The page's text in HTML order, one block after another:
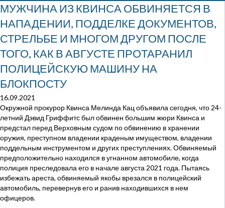
МУЖЧИНА ИЗ КВИНСА ОБВИНЯЕТСЯ В
НАПАДЕНИИ, ПОДДЕЛКЕ ДОКУМЕНТОВ,
СТРЕЛЬБЕ И МНОГОМ ДРУГОМ ПОСЛЕ
ТОГО, КАК В АВГУСТЕ ПРОТАРАНИЛ
ПОЛИЦЕЙСКУЮ МАШИНУ НА
БЛОКПОСТУ
16.09.2021
Окружной прокурор Квинса Мелинда Кац объявила сегодня, что 24-
летний Дэвид Гриффитс был обвинен большим жюри Квинса и
предстал перед Верховным судом по обвинению в хранении
оружия, преступном владении краденым имуществом, владении
поддельным инструментом и других преступлениях. Обвиняемый
предположительно находился в угнанном автомобиле, когда
полиция преследовала его в начале августа 2021 года. Пытаясь
избежать ареста, обвиняемый якобы врезался в полицейский
автомобиль, перевернув его и ранив находившихся в нем
офицеров.